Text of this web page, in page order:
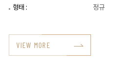
형태 :
정규
VIEW MORE